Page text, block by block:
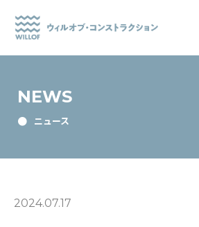
NEWS
ニュース
2024.07.17